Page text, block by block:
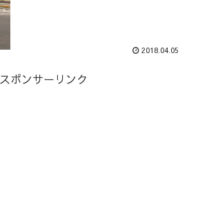
2018.04.05
スポンサーリンク